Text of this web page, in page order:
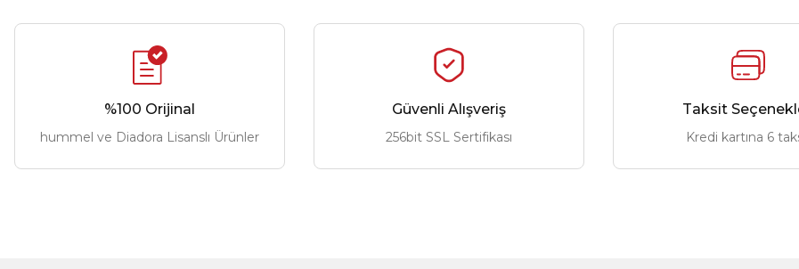
%100 Orijinal
hummel ve Diadora Lisanslı Ürünler
Güvenli Alışveriş
256bit SSL Sertifikası
Taksit
Kredi kartına 6